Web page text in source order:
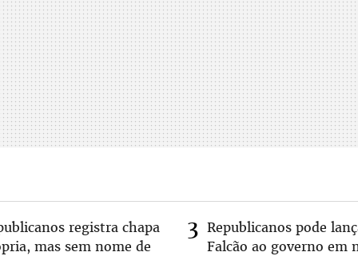
registra chapa
mas sem nome de
Republicanos pode
Falcão ao governo em